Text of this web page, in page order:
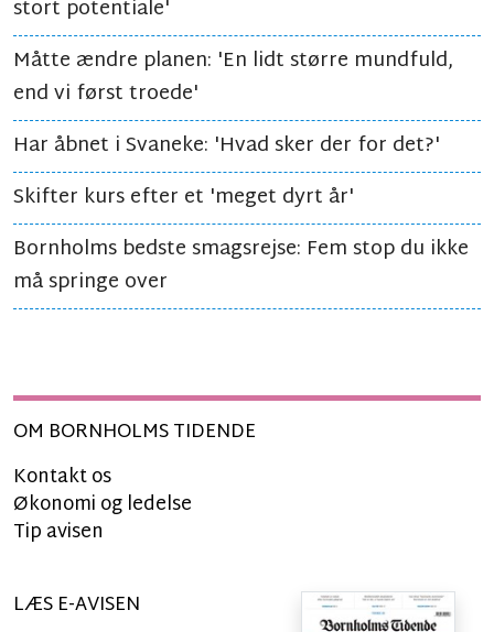
stort potentiale'
Måtte ændre planen: 'En lidt større mundfuld,
end vi først troede'
Har åbnet i Svaneke: 'Hvad sker der for det?'
Skifter kurs efter et 'meget dyrt år'
Bornholms bedste smagsrejse: Fem stop du ikke
må springe over
OM BORNHOLMS TIDENDE
Kontakt os
Økonomi og ledelse
Tip avisen
LÆS E-AVISEN